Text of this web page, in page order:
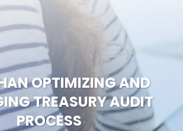
OPTIMIZING AND
TREASURY AUDIT
PROCESS